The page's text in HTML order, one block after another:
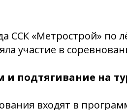
ССК «Метрострой» по
участие в
и подтягивание на
входят в